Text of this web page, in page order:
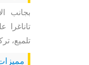
بجانب
تلميع،